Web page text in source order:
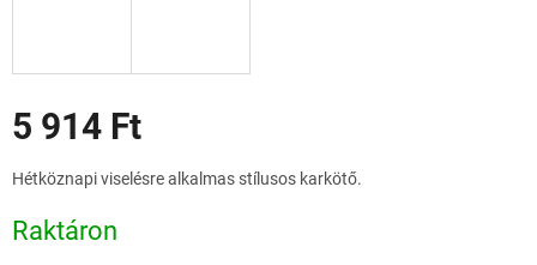
5 914 Ft
Hétköznapi viselésre alkalmas stílusos karkötő.
Raktáron